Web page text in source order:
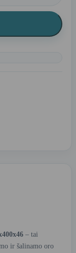
– tai
ir šalinamo oro